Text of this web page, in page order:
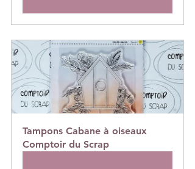
Tampons Cabane à oiseaux
Comptoir du Scrap